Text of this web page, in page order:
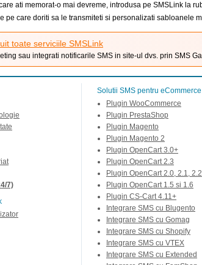
ati memorat-o mai devreme, introdusa pe SMSLink la
pe care doriti sa le transmiteti si personalizati sabloanele
toate serviciile SMSLink
sau integrati notificarile SMS in site-ul dvs. prin SMS
7)
Solutii SMS pentru eCommerce
Plugin WooCommerce
Plugin PrestaShop
Plugin Magento
Plugin Magento 2
Plugin OpenCart 3.0+
Plugin OpenCart 2.3
Plugin OpenCart 2.0, 2.1, 2.2
Plugin OpenCart 1.5 si 1.6
Plugin CS-Cart 4.11+
Integrare SMS cu Blugento
Integrare SMS cu Gomag
Integrare SMS cu Shopify
Integrare SMS cu VTEX
Integrare SMS cu Extended